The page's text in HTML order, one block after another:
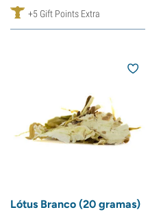
+5 Gift Points Extra
Lótus Branco (20 gramas)